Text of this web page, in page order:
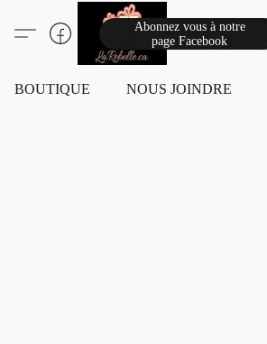
Abonnez vous à notre
page Facebook
BOUTIQUE NOUS JOINDRE